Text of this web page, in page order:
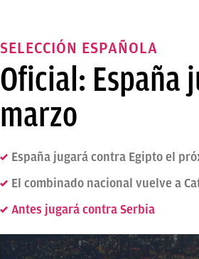
SELECCIÓN ESPAÑOLA
Oficial: España
marzo
España jugará contra Egipto el
El combinado nacional vuelve a
Antes jugará contra Serbia